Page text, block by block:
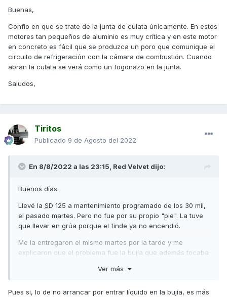
Buenas,
Confío en que se trate de la junta de culata únicamente. En estos
motores tan pequeños de aluminio es muy crítica y en este motor
en concreto es fácil que se produzca un poro que comunique el
circuito de refrigeración con la cámara de combustión. Cuando
abran la culata se verá como un fogonazo en la junta.
Saludos,
Tiritos
Publicado 9 de Agosto del 2022
En 8/8/2022 a las 23:15, Red Velvet dijo:
Buenos días.
Llevé la SD 125 a mantenimiento programado de los 30 mil,
el pasado martes. Pero no fue por su propio "pie". La tuve
que llevar en grúa porque el finde ya no encendió.
Me la entregaron el mismo martes por la tarde y me
explicaron que el problema fue la bujía que además tocaba
al trabajo (16 km ida y vuelta aprox).
Ver más
Pues si, lo de no arrancar por entrar líquido en la bujía, es más